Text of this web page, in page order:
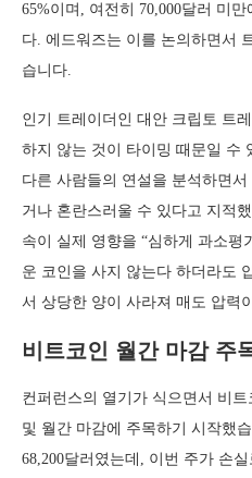
65%이며, 여전히 70,000달러 미
다. 에드워즈는 이를 논의하면서
습니다.
인기 트레이더인 대안 크립토 트
하지 않는 것이 타이밍 때문일 수
다른 사람들의 연설을 분석하면
거나 혼란스러울 수 있다고 지적
속이 실제 영향을 “심하게 과소평
운 코인을 사지 않는다 하더라도
서 상당한 양이 사라져 매도 압력
비트코인 월간 마감 주
컨퍼런스의 열기가 식으면서 비
및 월간 마감에 주목하기 시작했
68,200달러였는데, 이번 주가 손